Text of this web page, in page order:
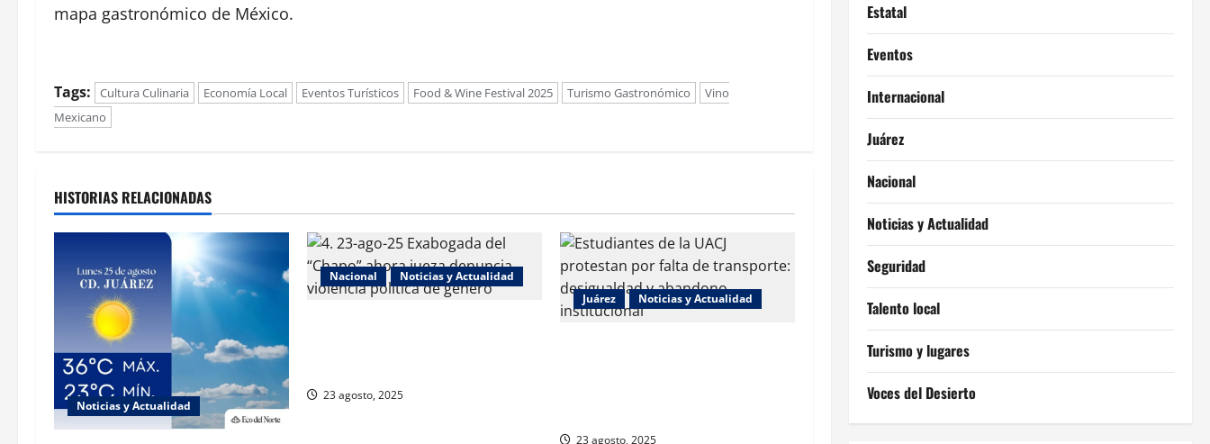
mapa gastronómico de México.
Tags: Cultura Culinaria Economía Local Eventos Turísticos Food & Wine Festival 2025 Turismo Gastronómico
Vino
Mexicano
HISTORIAS RELACIONADAS
Noticias y Actualidad
Nacional Noticias y Actualidad
23 agosto, 2025
Juárez Noticias y Actualidad
23 agosto, 2025
Estatal
Eventos
Internacional
Juárez
Nacional
Noticias y Actualidad
Seguridad
Talento local
Turismo y lugares
Voces del Desierto